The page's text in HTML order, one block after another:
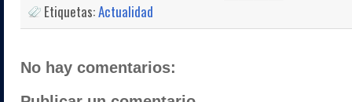
Etiquetas:Actualidad
No hay comentarios: